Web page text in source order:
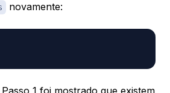
novamente: